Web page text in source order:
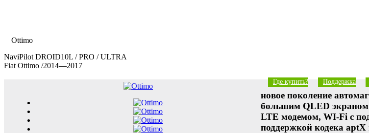
Ottimo
NaviPilot DROID10L / PRO / ULTRA
Fiat Ottimo /2014—2017
Где купить? Поддержка
новое поколение
большим QLED
LTE модемом, WI-Fi с
поддержкой кодека